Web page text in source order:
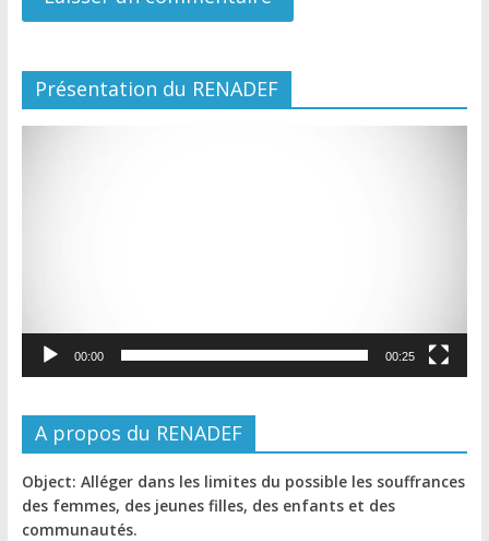
Présentation du RENADEF
00:00 00:25
A propos du RENADEF
Object: Alléger dans les limites du possible les souffrances
des femmes, des jeunes filles, des enfants et des
communautés.